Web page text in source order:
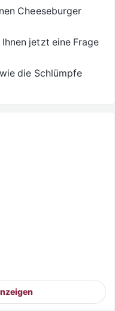
Cheeseburger
jetzt eine Frage
die Schlümpfe